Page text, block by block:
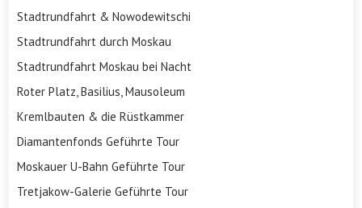
Stadtrundfahrt & Nowodewitschi
Stadtrundfahrt durch Moskau
Stadtrundfahrt Moskau bei Nacht
Roter Platz, Basilius, Mausoleum
Kremlbauten & die Rüstkammer
Diamantenfonds Geführte Tour
Moskauer U-Bahn Geführte Tour
Tretjakow-Galerie Geführte Tour